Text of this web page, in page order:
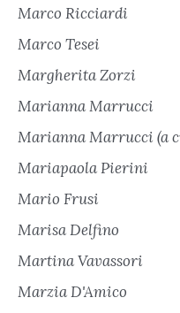
Marco Ricciardi
Marco Tesei
Margherita Zorzi
Marianna Marrucci
Marianna Marrucci (a
Mariapaola Pierini
Mario Frusi
Marisa Delfino
Martina Vavassori
Marzia D'Amico